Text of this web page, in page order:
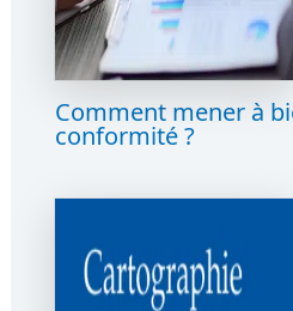
Comment mener à
conformité ?